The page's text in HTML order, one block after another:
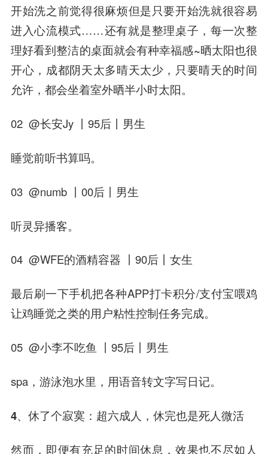
开始洗之前觉得很麻烦但是只要开始洗就很容易
进入心流模式……还有就是整理桌子，每一次整
理好看到整洁的桌面就会有种幸福感~晒太阳也很
开心，成都阴天太多晴天太少，只要晴天的时间
允许，都会坐着室外晒半小时太阳。
02 @长安Jy 丨95后丨男生
睡觉前听书算吗。
03 @numb 丨00后丨男生
听灵异播客。
04 @WFE的酒精容器 丨90后丨女生
最后刷一下手机把各种APP打卡积分/支付宝喂鸡
让鸡睡觉之类的用户粘性控制任务完成。
05 @小李不吃鱼 丨95后丨男生
spa，游泳泡水里，用语音转文字写日记。
4、休了个寂寞：超六成人，休完也是死人微活
然而，即便有充足的时间休息，效果也不尽如人